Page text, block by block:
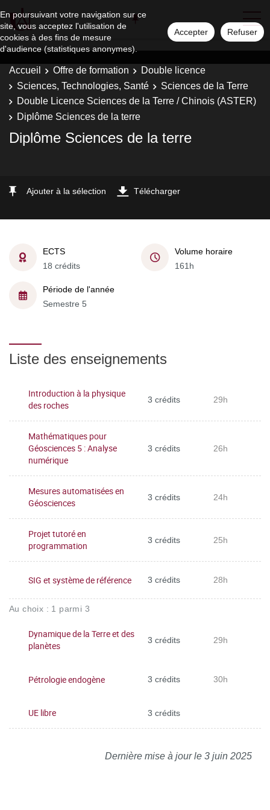
En poursuivant votre navigation sur ce
site, vous acceptez l'utilisation de
cookies à des fins de mesure
d'audience (statistiques anonymes).
Accepter Refuser
Accueil Offre de formation
Double licence
Sciences, Technologies, Santé
Sciences de la Terre
Double Licence Sciences de la Terre / Chinois (ASTER)
Diplôme Sciences de la terre
Diplôme Sciences de la terre
Ajouter à la sélection Télécharger
ECTS
18 crédits
Volume horaire
161h
Période de l'année
Semestre 5
Liste des enseignements
Introduction à la physique
des roches
3 crédits 29h
Mathématiques pour
Géosciences 5 : Analyse
numérique
3 crédits 26h
Mesures automatisées en
Géosciences
3 crédits 24h
Projet tutoré en
programmation
3 crédits 25h
SIG et système de référence 3 crédits 28h
Au choix : 1 parmi 3
Dynamique de la Terre et des
planètes
3 crédits 29h
Pétrologie endogène 3 crédits 30h
UE libre 3 crédits
Dernière mise à jour le 3 juin 2025